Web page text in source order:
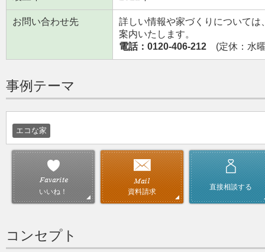
お問い合わせ先
詳しい情報や家づくりについて
案内いたします。
電話：0120-406-212 (定休：水
事例テーマ
エコな家
いいね！ 資料請求
直接相談する
コンセプト